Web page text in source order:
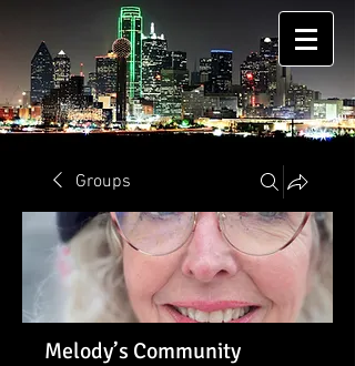
Groups
Melody’s Community